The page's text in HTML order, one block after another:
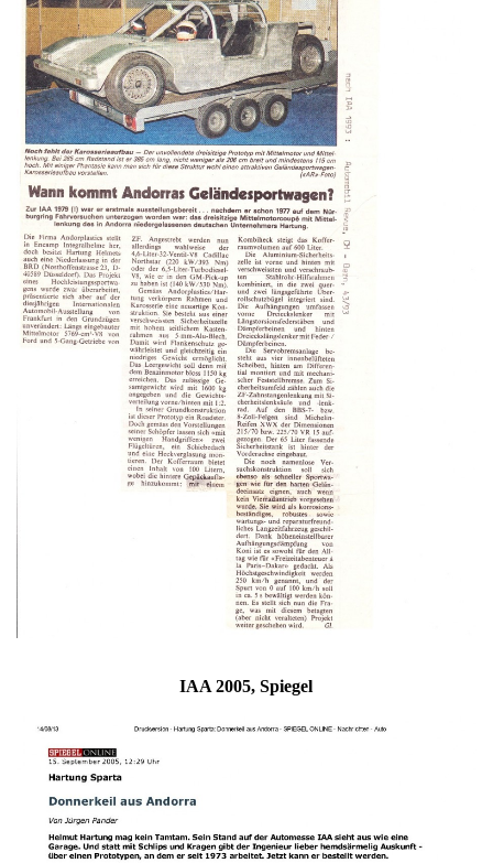
IAA 2005, Spiegel